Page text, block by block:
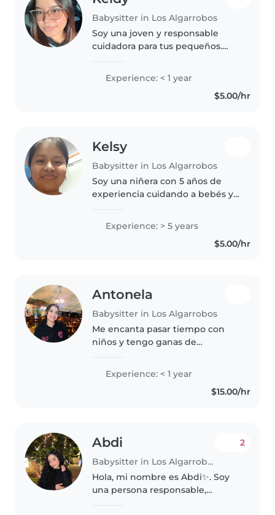
Babysitter in Los Algarrobos
Soy una joven y responsable
cuidadora para tus pequeños.
bebés, niños pequeños y
preescolares a través del arte y
juegos, además de ayudar con
Experience: < 1 year
$5.00/hr
Kelsy
Babysitter in Los Algarrobos
Soy una niñera con 5 años de
experiencia cuidando a bebés y
leerles cuentos y me siento muy
cómoda con mascotas. Soy
Experience: > 5 years
$5.00/hr
Antonela
Babysitter in Los Algarrobos
Me encanta pasar tiempo con
niños y tengo ganas de
¡con juegos divertidos no hay
aburrimiento! Busco una familia
Experience: < 1 year
$15.00/hr
Abdi
Babysitter in Los Algarrobos
2
Hola, mi nombre es Abdi✨. Soy
una persona responsable,